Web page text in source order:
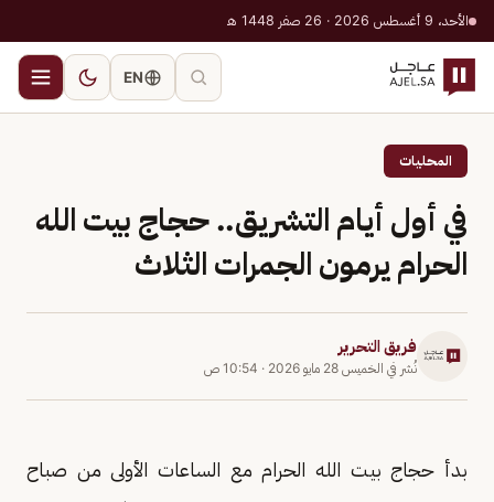
الأحد، 9 أغسطس 2026 · 26 صفر 1448 هـ
EN
المحليات
في أول أيام التشريق.. حجاج بيت الله
الحرام يرمون الجمرات الثلاث
فريق التحرير
نُشر في الخميس 28 مايو 2026 · 10:54 ص
بدأ حجاج بيت الله الحرام مع الساعات الأولى من صباح